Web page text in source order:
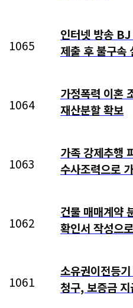
1065
인터넷 방송
제출 후 불구속
1064
가정폭력 이혼
재산분할 확보
1063
가족 강제추행
수사조력으로
1062
건물 매매계약
확인서 작성으
1061
소유권이전등
청구, 보증금